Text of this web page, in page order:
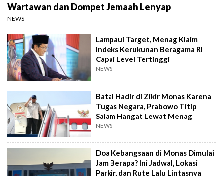
Wartawan dan Dompet Jemaah Lenyap
NEWS
Lampaui Target, Menag Klaim
Indeks Kerukunan Beragama RI
Capai Level Tertinggi
NEWS
Batal Hadir di Zikir Monas Karena
Tugas Negara, Prabowo Titip
Salam Hangat Lewat Menag
NEWS
Doa Kebangsaan di Monas Dimulai
Jam Berapa? Ini Jadwal, Lokasi
Parkir, dan Rute Lalu Lintasnya